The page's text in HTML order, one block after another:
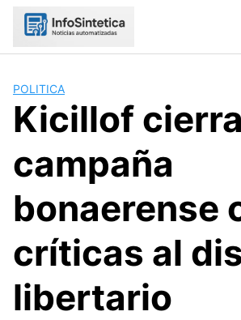
Skip
POLITICA
Kicillof cierra
campaña
bonaerense
críticas al
libertario